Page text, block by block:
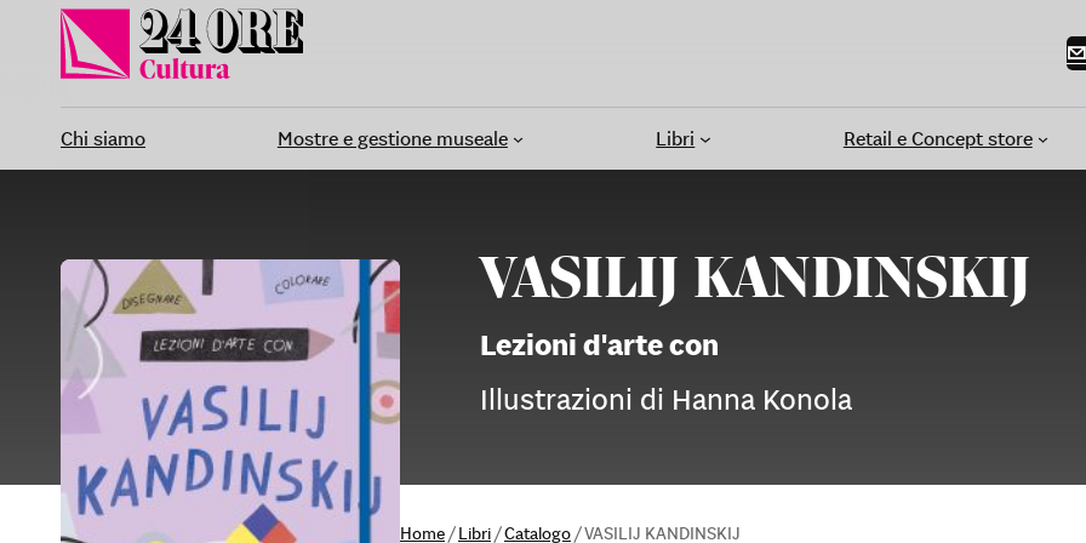
contenuto
Chi siamo Mostre e gestione museale Libri Retail e Concept store
VASILIJ KANDINSKIJ
Lezioni d'arte con
Illustrazioni di Hanna Konola
Home/Libri/Catalogo/VASILIJ KANDINSKIJ